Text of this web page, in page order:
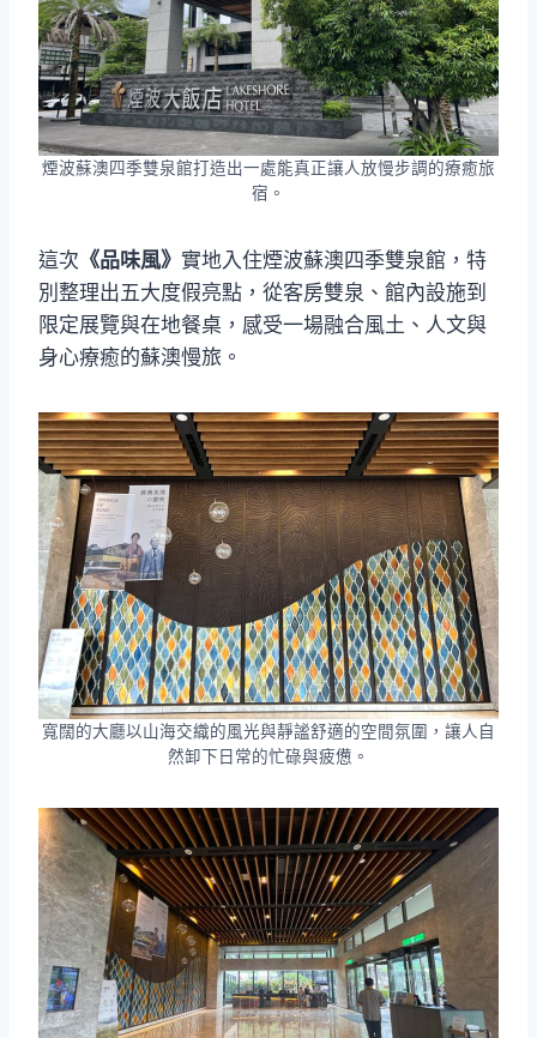
煙波蘇澳四季雙泉館打造出一處能真正讓人放慢步調的療癒旅
宿。
這次 《品味風》 實地入住煙波蘇澳四季雙泉館，特
別整理出五大度假亮點，從客房雙泉、館內設施到
限定展覽與在地餐桌，感受一場融合風土、人文與
身心療癒的蘇澳慢旅。
寬闊的大廳以山海交織的風光與靜謐舒適的空間氛圍，讓人自
然卸下日常的忙碌與疲憊。